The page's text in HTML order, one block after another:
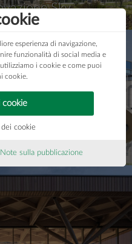
Sky
esperienza di navigazione,
funzionalità di social media e
i cookie e come puoi
cookie.
dei cookie
Note sulla pubblicazione